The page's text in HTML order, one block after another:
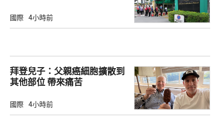
國際 4小時前
拜登兒子：父親癌細胞擴散到
其他部位 帶來痛苦
國際 4小時前